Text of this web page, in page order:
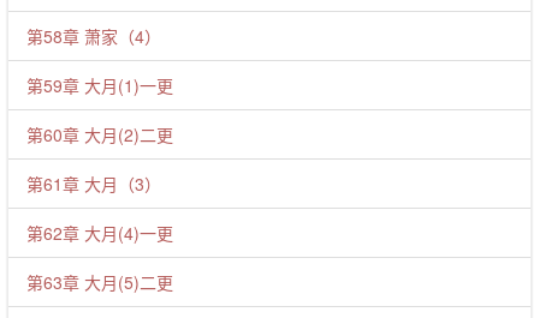
第58章 萧家（4）
第59章 大月(1)一更
第60章 大月(2)二更
第61章 大月（3）
第62章 大月(4)一更
第63章 大月(5)二更